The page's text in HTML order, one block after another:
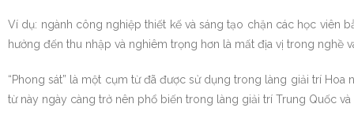
Ví dụ: ngành công nghiệp thiết kế và sáng tạo chặn các học viên
hưởng đến thu nhập và nghiêm trọng hơn là mất địa vị trong nghề
“Phong sát” là một cụm từ đã được sử dụng trong làng giải trí Hoa
từ này ngày càng trở nên phổ biến trong làng giải trí Trung Quốc